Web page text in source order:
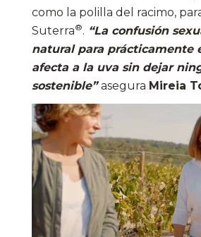
como la polilla del racimo,
Suterra®. “La confusión
natural para prácticamente
afecta a la uva sin dejar
sostenible”asegura Mireia